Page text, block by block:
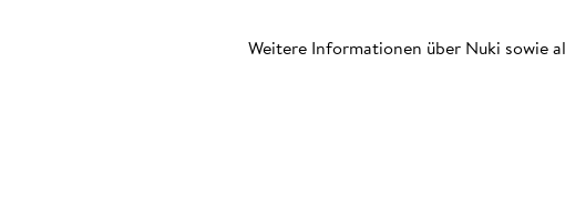
Weitere Informationen über Nuki sowie